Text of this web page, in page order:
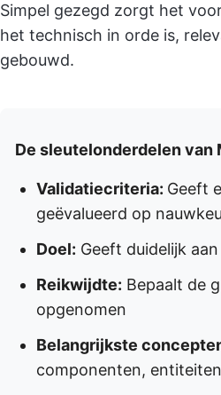
Simpel gezegd zorgt het
het technisch in orde is,
gebouwd.
De sleutelonderdelen van
Validatiecriteria: Geeft
geëvalueerd op
Doel: Geeft duidelijk
Reikwijdte: Bepaalt de
opgenomen
Belangrijkste
componenten,